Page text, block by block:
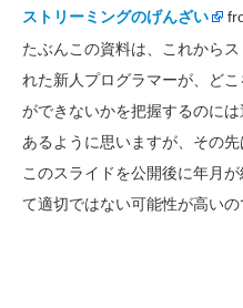
ストリーミングのげんざい
たぶんこの資料は、これから
れた新人プログラマーが、ど
ができないかを把握するのに
あるように思いますが、その
このスライドを公開後に年月
て適切ではない可能性が高いの